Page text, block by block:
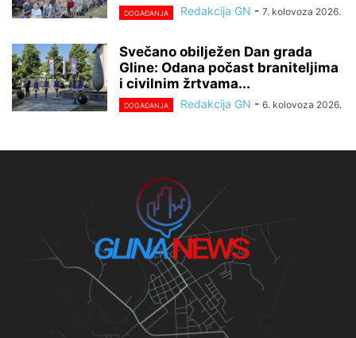
DOGAĐANJA Redakcija GN - 7. kolovoza 2026.
Svečano obilježen Dan grada
Gline: Odana počast braniteljima
i civilnim žrtvama...
DOGAĐANJA Redakcija GN - 6. kolovoza 2026.